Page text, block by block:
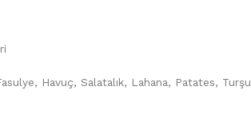
Havuç, Salatalık, Lahana, Patates, Turşu